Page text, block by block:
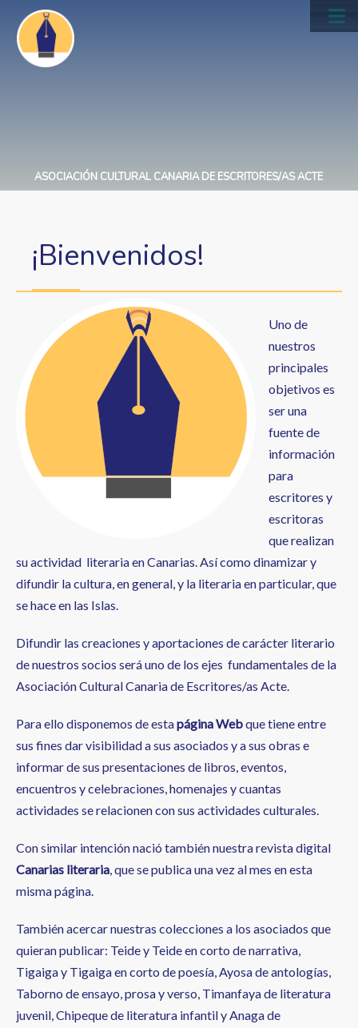
Pasar
contenido
principal
ASOCIACIÓN CULTURAL CANARIA DE ESCRITORES/AS ACTE
¡Bienvenidos!
Uno de
nuestros
principales
objetivos es
ser una
fuente de
información
para
escritores y
escritoras
que realizan
su actividad literaria en Canarias. Así como dinamizar y
difundir la cultura, en general, y la literaria en particular, que
se hace en las Islas.
Difundir las creaciones y aportaciones de carácter literario
de nuestros socios será uno de los ejes fundamentales de la
Asociación Cultural Canaria de Escritores/as Acte.
Para ello disponemos de estapágina Webque tiene entre
sus fines dar visibilidad a sus asociados y a sus obras e
informar de sus presentaciones de libros, eventos,
encuentros y celebraciones, homenajes y cuantas
actividades se relacionen con sus actividades culturales.
Con similar intención nació también nuestra revista digital
Canarias literaria, que se publica una vez al mes en esta
misma página.
También acercar nuestras colecciones a los asociados que
quieran publicar: Teide y Teide en corto de narrativa,
Tigaiga y Tigaiga en corto de poesía, Ayosa de antologías,
Taborno de ensayo, prosa y verso, Timanfaya de literatura
juvenil, Chipeque de literatura infantil y Anaga de